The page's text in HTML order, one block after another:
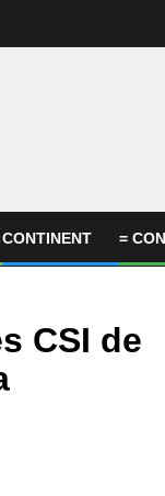
CONTINENT =
CSI de